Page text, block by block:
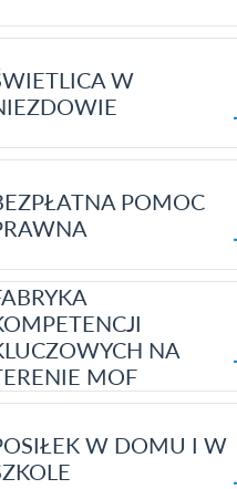
W
POMOC
NA
MOF
W DOMU I W